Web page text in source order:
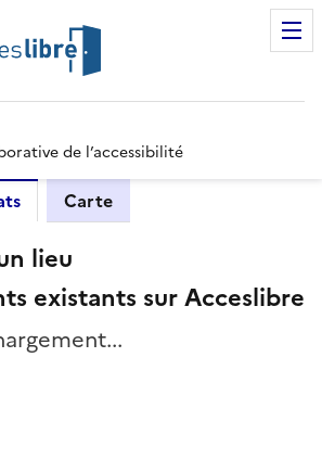
de l’accessibilité
Carte
lieu
existants sur Acceslibre